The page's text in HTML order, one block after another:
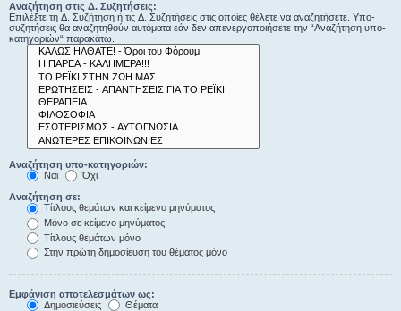
Αναζήτηση στις Δ. Συζητήσεις:
Επιλέξτε τη Δ. Συζήτηση ή τις Δ. Συζητήσεις στις οποίες θέλετε να αναζητήσετε. Υπο-
συζητήσεις θα αναζητηθούν αυτόματα εάν δεν απενεργοποιήσετε την “Αναζήτηση υπο-
κατηγοριών“ παρακάτω.
Αναζήτηση υπο-κατηγοριών:
Ναι
Όχι
Αναζήτηση σε:
Τίτλους θεμάτων και κείμενο μηνύματος
Μόνο σε κείμενο μηνύματος
Τίτλους θεμάτων μόνο
Στην πρώτη δημοσίευση του θέματος μόνο
Εμφάνιση αποτελεσμάτων ως:
Δημοσιεύσεις
Θέματα